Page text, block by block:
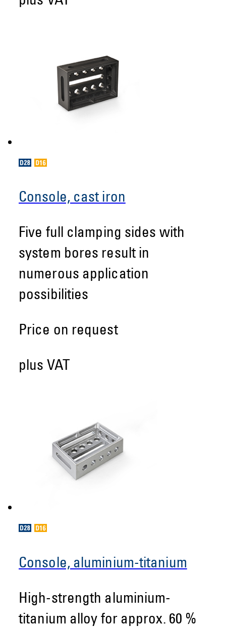
Console, cast iron
Five full clamping sides with
system bores result in
numerous application
possibilities
Price on request
plus VAT
Console, aluminium-titanium
High-strength aluminium-
titanium alloy for approx. 60 %